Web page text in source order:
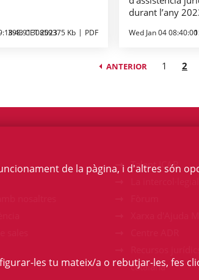
CET 2023
398.9130859375 Kb PDF
durant l’any
Wed Jan 04
ANTERIOR 1 2
Talent ICAB
catalana
de la pàgina, i d'altres són
les tu mateix/a o rebutjar-les, fes